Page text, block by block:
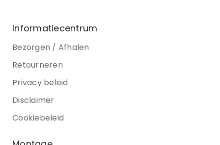
Informatiecentrum
Bezorgen / Afhalen
Retourneren
Privacy beleid
Disclaimer
Cookiebeleid